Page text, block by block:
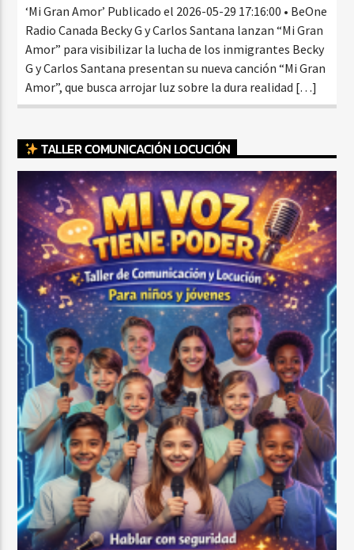
‘Mi Gran Amor’ Publicado el 2026-05-29 17:16:00 • BeOne
Radio Canada Becky G y Carlos Santana lanzan “Mi Gran
Amor” para visibilizar la lucha de los inmigrantes Becky
G y Carlos Santana presentan su nueva canción “Mi Gran
Amor”, que busca arrojar luz sobre la dura realidad […]
TALLER COMUNICACIÓN LOCUCIÓN